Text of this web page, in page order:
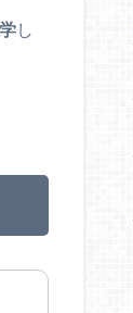
し